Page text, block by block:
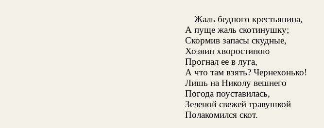
Жаль бедного крестьянина,
А пуще жаль скотинушку;
Скормив запасы скудные,
Хозяин хворостиною
Прогнал ее в луга,
А что там взять? Чернехонько!
Лишь на Николу вешнего
Погода поуставилась,
Зеленой свежей травушкой
Полакомился скот.